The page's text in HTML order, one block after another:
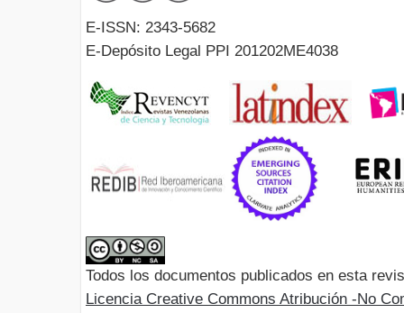
E-ISSN: 2343-5682
E-Depósito Legal PPI 201202ME4038
Todos los documentos publicados en esta
Licencia Creative Commons Atribución -No